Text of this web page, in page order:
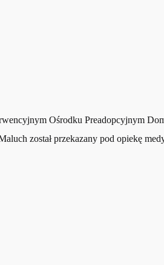
Ośrodku Preadopcyjnym
został przekazany pod opiekę